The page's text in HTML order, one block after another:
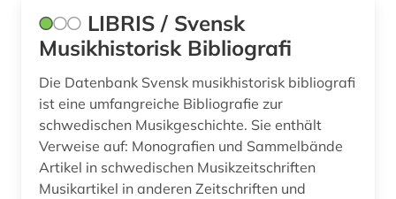
recherche (1)
recht (2)
register (1)
religion (1)
rezension (1)
LIBRIS / Svensk
Musikhistorisk Bibliografi
Die Datenbank Svensk musikhistorisk bibliografi
ist eine umfangreiche Bibliografie zur
schwedischen Musikgeschichte. Sie enthält
Verweise auf: Monografien und Sammelbände
Artikel in schwedischen Musikzeitschriften
Musikartikel in anderen Zeitschriften und